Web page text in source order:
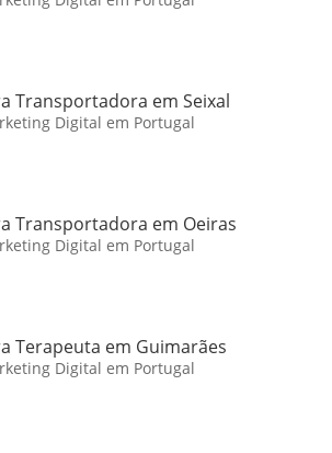
Transportadora em Seixal
Digital em Portugal
Transportadora em Oeiras
Digital em Portugal
Terapeuta em Guimarães
Digital em Portugal